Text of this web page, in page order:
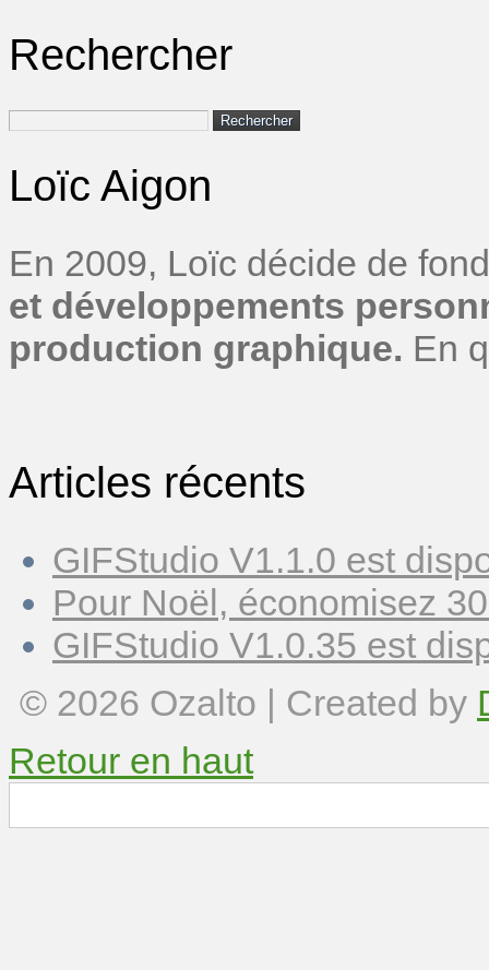
Rechercher
Loïc Aigon
En 2009, Loïc décide de
et développements
production graphique. En
Articles récents
GIFStudio V1.1.0 est
Pour Noël, économisez
GIFStudio V1.0.35 est
© 2026 Ozalto | Created by
Retour en haut